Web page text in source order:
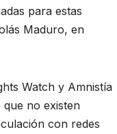
para estas
Maduro, en
Watch y Amnistía
que no existen
con redes